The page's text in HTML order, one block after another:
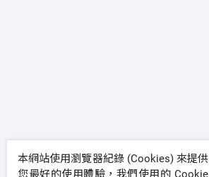
本網站使用瀏覽器紀錄 (Cookies) 來提供
您最好的使用體驗，我們使用的 Cookie